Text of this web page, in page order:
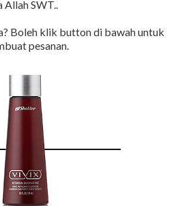
SWT..
Boleh klik button di bawah untuk
pesanan.